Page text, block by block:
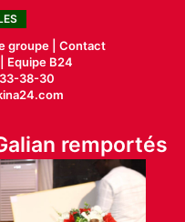
groupe | Contact
Equipe B24
38-30
remportés